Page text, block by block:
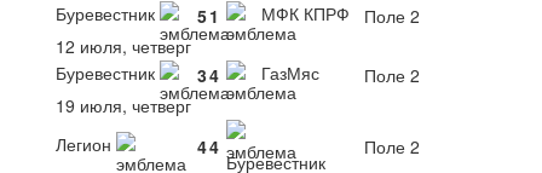
Буревестник
51 МФК КПРФ
Поле 2
12 июля, четверг
Буревестник
34 ГазМяс
Поле 2
19 июля, четверг
Легион
44
Буревестник
Поле 2